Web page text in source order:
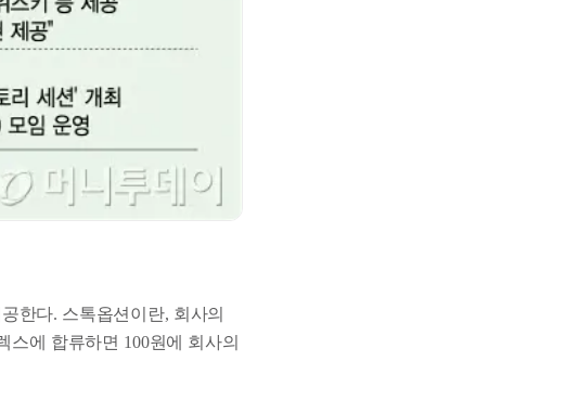
한다. 스톡옵션이란, 회사의
스에 합류하면 100원에 회사의